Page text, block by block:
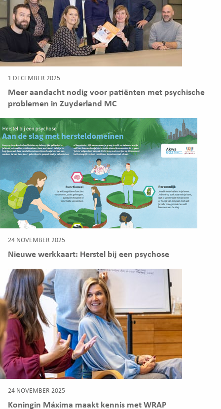
1 DECEMBER 2025
Meer aandacht nodig voor patiënten met psychische
problemen in Zuyderland MC
24 NOVEMBER 2025
Nieuwe werkkaart: Herstel bij een psychose
24 NOVEMBER 2025
Koningin Máxima maakt kennis met WRAP